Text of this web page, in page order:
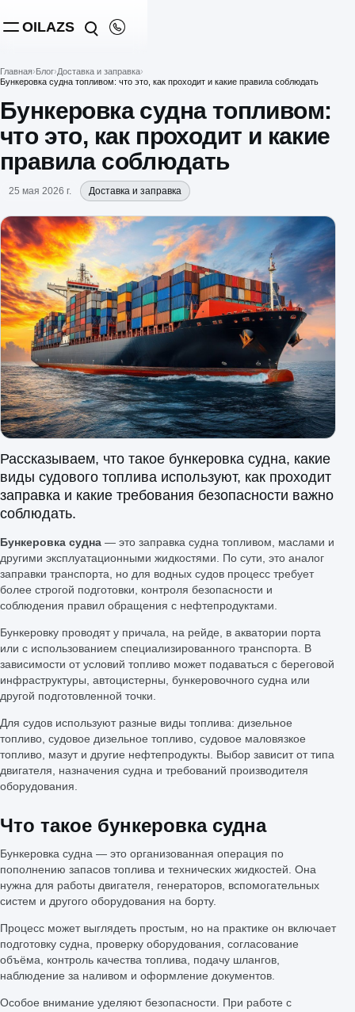
OILAZS
Главная Блог Доставка и заправка
Бункеровка судна топливом: что это, как проходит и какие правила соблюдать
Бункеровка судна топливом:
что это, как проходит и какие
правила соблюдать
25 мая 2026 г. Доставка и заправка
Рассказываем, что такое бункеровка судна, какие
виды судового топлива используют, как проходит
заправка и какие требования безопасности важно
соблюдать.
Бункеровка судна — это заправка судна топливом, маслами и
другими эксплуатационными жидкостями. По сути, это аналог
заправки транспорта, но для водных судов процесс требует
более строгой подготовки, контроля безопасности и
соблюдения правил обращения с нефтепродуктами.
Бункеровку проводят у причала, на рейде, в акватории порта
или с использованием специализированного транспорта. В
зависимости от условий топливо может подаваться с береговой
инфраструктуры, автоцистерны, бункеровочного судна или
другой подготовленной точки.
Для судов используют разные виды топлива: дизельное
топливо, судовое дизельное топливо, судовое маловязкое
топливо, мазут и другие нефтепродукты. Выбор зависит от типа
двигателя, назначения судна и требований производителя
оборудования.
Что такое бункеровка судна
Бункеровка судна — это организованная операция по
пополнению запасов топлива и технических жидкостей. Она
нужна для работы двигателя, генераторов, вспомогательных
систем и другого оборудования на борту.
Процесс может выглядеть простым, но на практике он включает
подготовку судна, проверку оборудования, согласование
объёма, контроль качества топлива, подачу шлангов,
наблюдение за наливом и оформление документов.
Особое внимание уделяют безопасности. При работе с